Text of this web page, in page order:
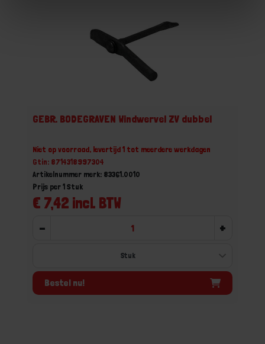
GEBR. BODEGRAVEN Windwervel ZV dubbel
Niet op voorraad, levertijd 1 tot meerdere werkdagen
Gtin: 8714318997304
Artikelnummer merk: 83361.0010
€ 7,42 incl. BTW
Prijs per 1 Stuk
- +
Bestel nu!